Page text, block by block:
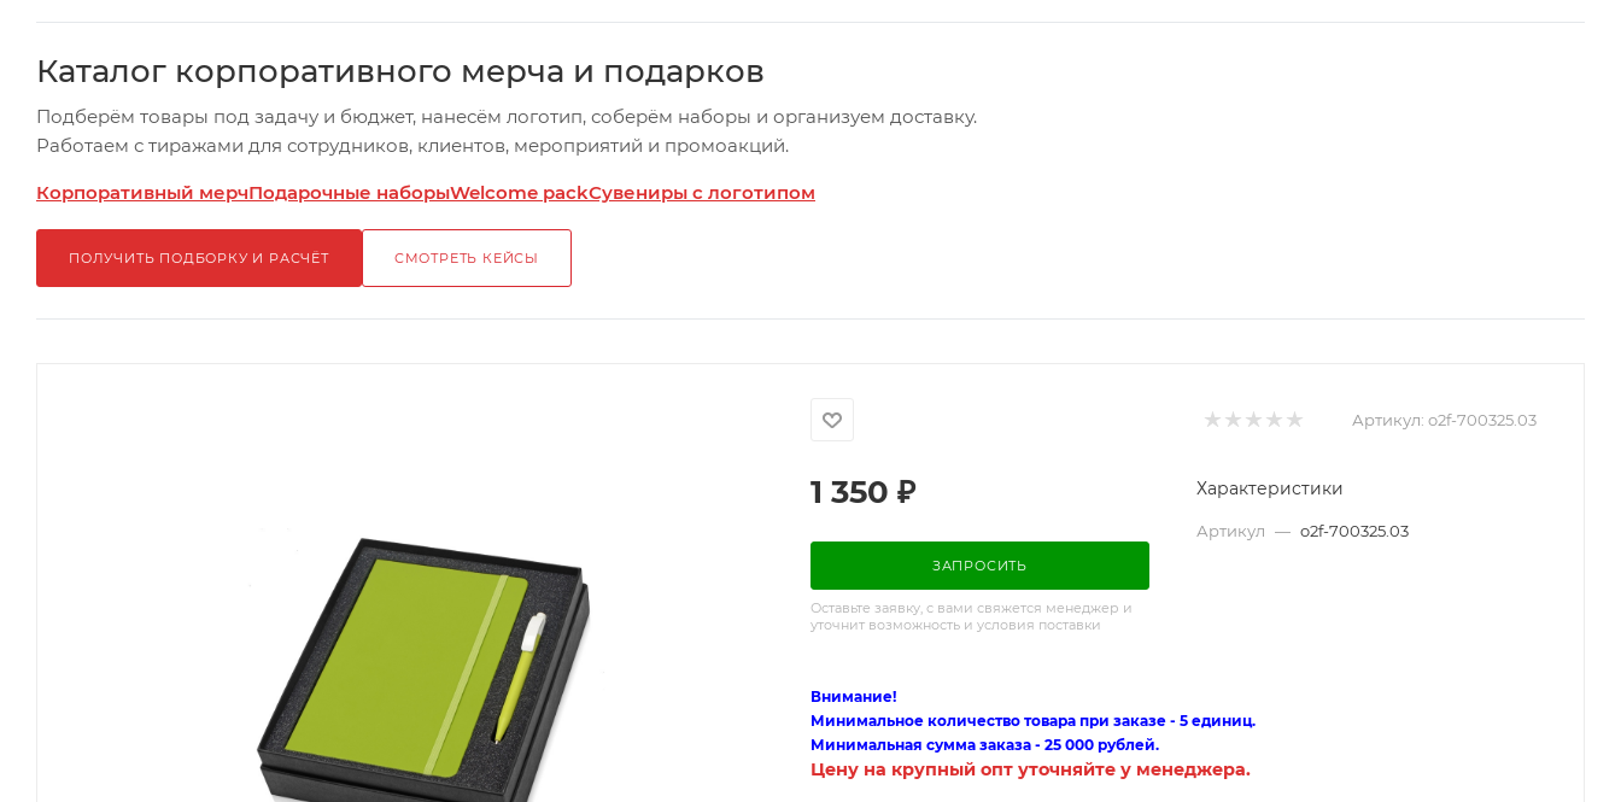
Каталог корпоративного мерча и подарков
Подберём товары под задачу и бюджет, нанесём логотип, соберём наборы и организуем доставку.
Работаем с тиражами для сотрудников, клиентов, мероприятий и промоакций.
Корпоративный мерчПодарочные наборыWelcome packСувениры с логотипом
ПОЛУЧИТЬ ПОДБОРКУ И РАСЧЁТ СМОТРЕТЬ КЕЙСЫ
Артикул: o2f-700325.03
1 350 ₽
ЗАПРОСИТЬ
Оставьте заявку, с вами свяжется менеджер и
уточнит возможность и условия поставки
Характеристики
Артикул — o2f-700325.03
Внимание!
Минимальное количество товара при заказе - 5 единиц.
Минимальная сумма заказа - 25 000 рублей.
Цену на крупный опт уточняйте у менеджера.